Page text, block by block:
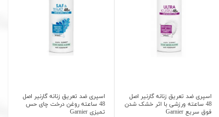
اسپری ضد تعریق زنانه گارنیر اصل
48 ساعته ورزشی با اثر خشک شدن
فوق سریع Garnier
اسپری ضد تعریق زنانه گارنیر اصل
48 ساعته روغن درخت چای حس
تمیزی Garnier